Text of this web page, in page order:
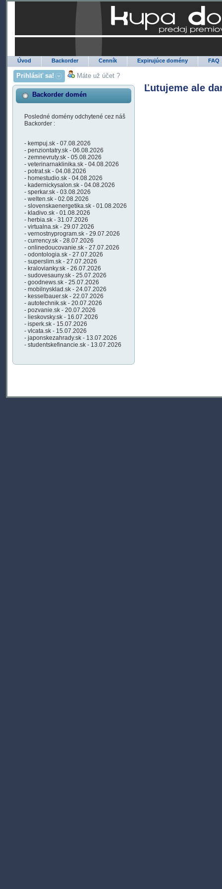
Úvod Backorder Cenník Expirujúce domény FAQ
Prihlásiť sa! Máte už účet ?
Backorder domén
Posledné domény odchytené cez náš
Backorder :
- kempuj.sk - 07.08.2026
- penziontatry.sk - 06.08.2026
- zemnevruty.sk - 05.08.2026
- veterinarnaklinika.sk - 04.08.2026
- potrat.sk - 04.08.2026
- homestudio.sk - 04.08.2026
- kadernickysalon.sk - 04.08.2026
- sperkar.sk - 03.08.2026
- welten.sk - 02.08.2026
- slovenskaenergetika.sk - 01.08.2026
- kladivo.sk - 01.08.2026
- herbia.sk - 31.07.2026
- virtualna.sk - 29.07.2026
- vernostnyprogram.sk - 29.07.2026
- currency.sk - 28.07.2026
- onlinedoucovanie.sk - 27.07.2026
- odontologia.sk - 27.07.2026
- superslim.sk - 27.07.2026
- kralovianky.sk - 26.07.2026
- sudovesauny.sk - 25.07.2026
- goodnews.sk - 25.07.2026
- mobilnysklad.sk - 24.07.2026
- kesselbauer.sk - 22.07.2026
- autotechnik.sk - 20.07.2026
- pozvanie.sk - 20.07.2026
- lieskovsky.sk - 16.07.2026
- isperk.sk - 15.07.2026
- vlcata.sk - 15.07.2026
- japonskezahrady.sk - 13.07.2026
- studentskefinancie.sk - 13.07.2026
Ľutujeme ale